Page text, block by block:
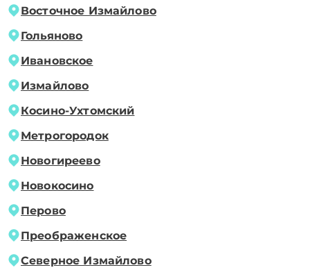
Восточное Измайлово
Гольяново
Ивановское
Измайлово
Косино-Ухтомский
Метрогородок
Новогиреево
Новокосино
Перово
Преображенское
Северное Измайлово